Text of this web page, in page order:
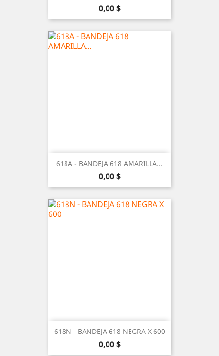
Precio
0,00 $
618A - BANDEJA 618 AMARILLA...
Precio
0,00 $
618N - BANDEJA 618 NEGRA X 600
Precio
0,00 $